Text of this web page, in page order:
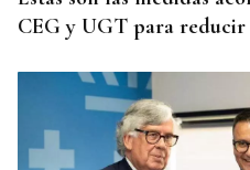
CEG y UGT para reducir